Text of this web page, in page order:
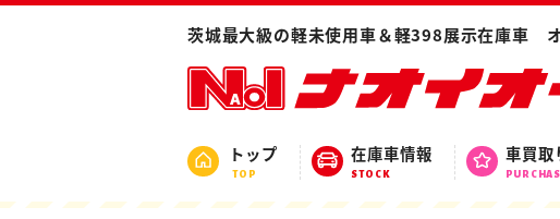
茨城最大級の軽未使用車＆軽398展示在庫車
トップ
TOP
在庫車情報
STOCK
車買取
今月のおすすめ車両